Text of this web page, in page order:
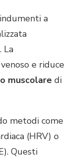
a
La
e riduce
muscolare di
metodi come
(HRV) o
Questi